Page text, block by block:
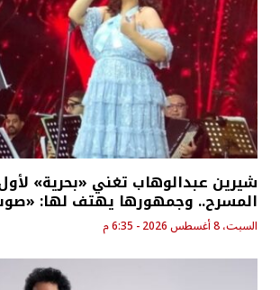
شيرين عبدالوهاب تغني «بحرية»
المسرح.. وجمهورها يهتف لها:
السبت، 8 أغسطس 2026 - 6:35 م